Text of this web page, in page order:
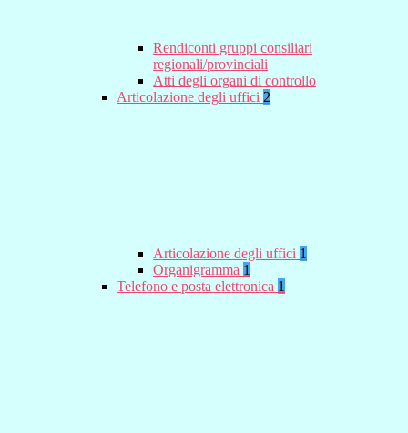
Rendiconti gruppi consiliari
regionali/provinciali
Atti degli organi di controllo
Articolazione degli uffici 2
Articolazione degli uffici 1
Organigramma 1
Telefono e posta elettronica 1